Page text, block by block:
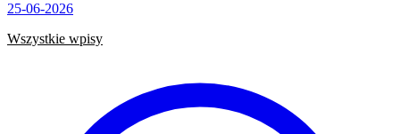
25-06-2026
Wszystkie wpisy